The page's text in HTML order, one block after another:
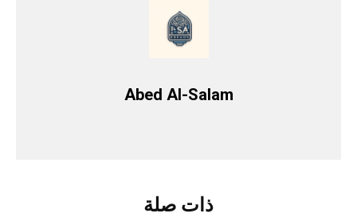
Abed Al-Salam
ذات صلة